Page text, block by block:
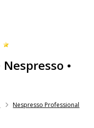
Nespresso •
Nespresso Professional